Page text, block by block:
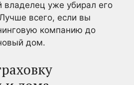
уже убирал его
всего, если вы
компанию до
дом.